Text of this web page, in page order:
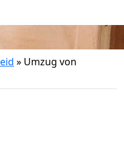
» Umzug von